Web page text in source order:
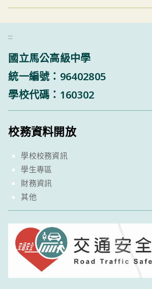
:::
國立馬公高級中學
統一編號：96402805
學校代碼：160302
校務資料開放
學校校務資訊
學生專區
財務資訊
其他